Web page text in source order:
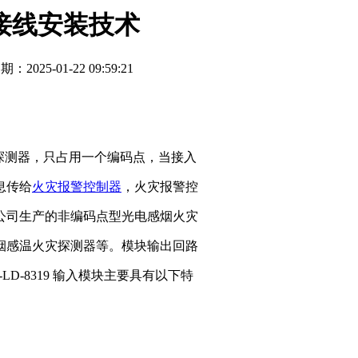
线安装技术
：2025-01-22 09:59:21
器，只占用一个编码点，当接入
传给火灾报警控制器 ，火灾报警控
生产的非编码点型光电感烟火灾
温火灾探测器等。模块输出回路
8319 输入模块主要具有以下特